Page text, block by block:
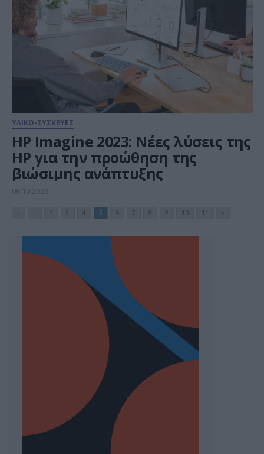
ΥΛΙΚΟ-ΣΥΣΚΕΥΕΣ
HP Imagine 2023: Νέες λύσεις της
HP για την προώθηση της
βιώσιμης ανάπτυξης
06.10.2023
2 3 4 5 6 7 8 9 10